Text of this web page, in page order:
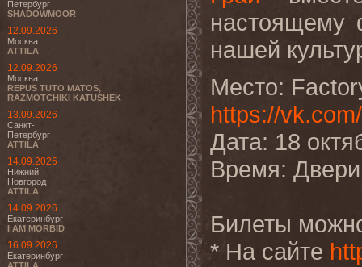
Петербург
SHADOWMOOR
12.09.2026
Москва
ATTILA
12.09.2026
Москва
REPUS TUTO MATOS,
RAZMOTCHIKI KATUSHEK
13.09.2026
Санкт-
Петербург
ATTILA
14.09.2026
Нижний
Новгород
ATTILA
14.09.2026
Екатеринбург
I AM MORBID
16.09.2026
Екатеринбург
настоящему
нашей
Место:
https://
Дата: 18
Время:
Билеты
* На сайте